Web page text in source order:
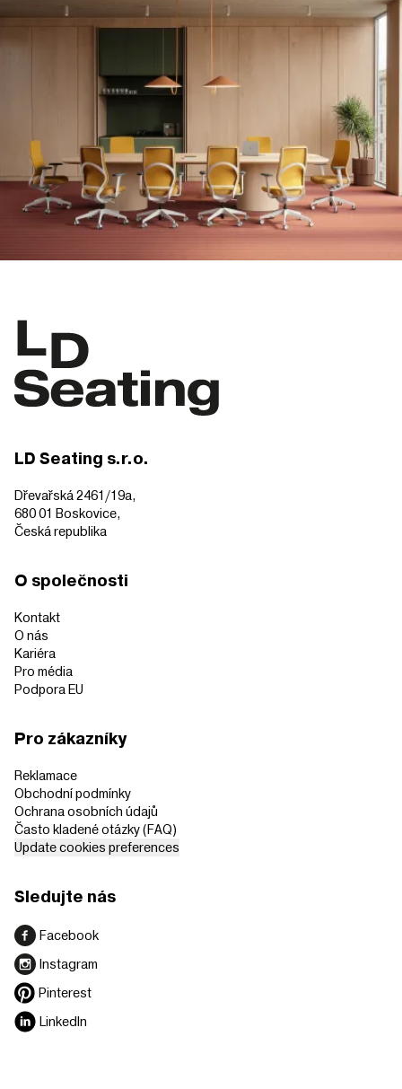
LD Seating s.r.o.
Dřevařská 2461/19a,
680 01 Boskovice,
Česká republika
O společnosti
Kontakt
O nás
Kariéra
Pro média
Podpora EU
Pro zákazníky
Reklamace
Obchodní podmínky
Ochrana osobních údajů
Často kladené otázky (FAQ)
Update cookies preferences
Sledujte nás
Facebook
Instagram
Pinterest
LinkedIn